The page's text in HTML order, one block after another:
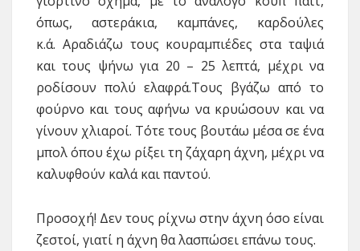
όπως, αστεράκια, καμπάνες, καρδούλες
κ.ά. Αραδιάζω τους κουραμπιέδες στα ταψιά
και τους ψήνω για 20 – 25 λεπτά, μέχρι να
ροδίσουν πολύ ελαφρά.Τους βγάζω από το
φούρνο και τους αφήνω να κρυώσουν και να
γίνουν χλιαροί. Τότε τους βουτάω μέσα σε ένα
μπολ όπου έχω ρίξει τη ζάχαρη άχνη, μέχρι να
καλυφθούν καλά και παντού.
Προσοχή! Δεν τους ρίχνω στην άχνη όσο είναι
ζεστοί, γιατί η άχνη θα λασπώσει επάνω τους.